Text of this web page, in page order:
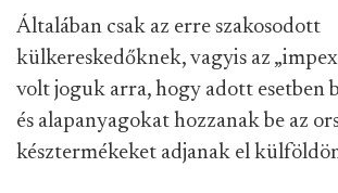
Általában csak az erre szakosodott
külkereskedőknek, vagyis az
volt joguk arra, hogy adott esetben
és alapanyagokat hozzanak be az
késztermékeket adjanak el